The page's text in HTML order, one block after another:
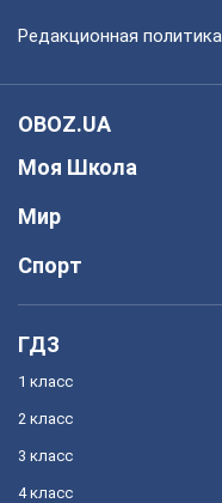
Редакционная политика
OBOZ.UA
Моя Школа
Мир
Спорт
ГДЗ
1 класс
2 класс
3 класс
4 класс